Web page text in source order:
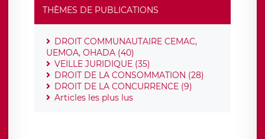
THÈMES DE PUBLICATIONS
DROIT COMMUNAUTAIRE CEMAC,
UEMOA, OHADA (40)
VEILLE JURIDIQUE (35)
DROIT DE LA CONSOMMATION (28)
DROIT DE LA CONCURRENCE (9)
Articles les plus lus